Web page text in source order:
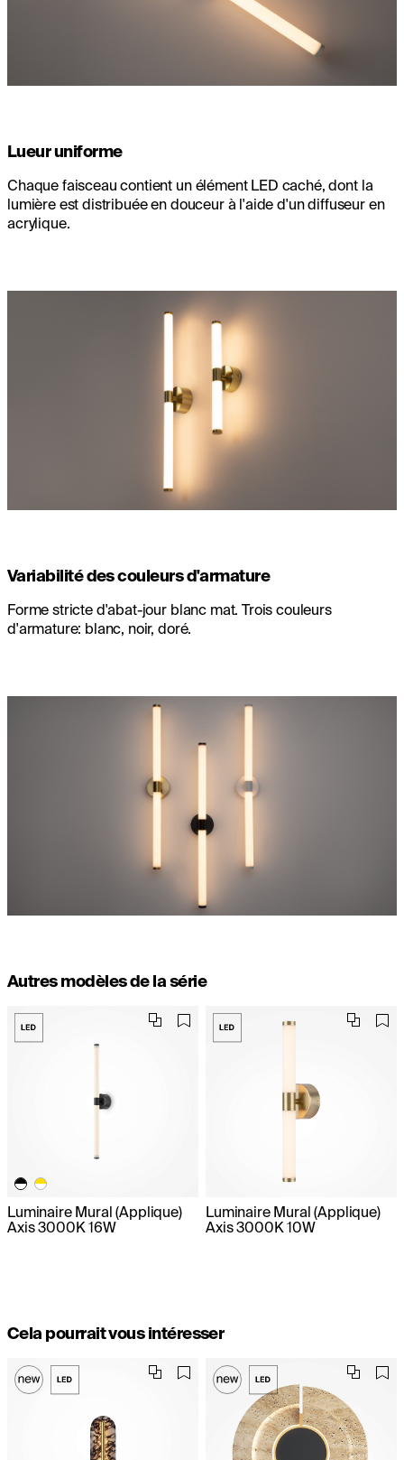
Lueur uniforme
Chaque faisceau contient un élément LED caché, dont la
lumière est distribuée en douceur à l'aide d'un diffuseur en
acrylique.
Variabilité des couleurs d'armature
Forme stricte d'abat-jour blanc mat. Trois couleurs
d'armature: blanc, noir, doré.
Autres modèles de la série
Luminaire Mural (Applique)
Axis 3000K 16W
Luminaire Mural (Applique)
Axis 3000K 10W
Cela pourrait vous intéresser